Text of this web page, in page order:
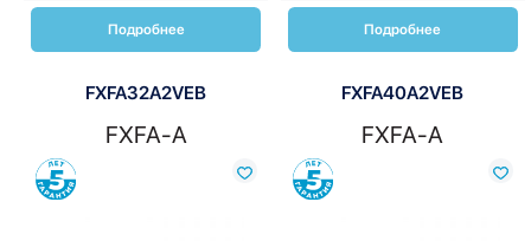
Подробнее Подробнее
FXFA32A2VEB
FXFA-A
FXFA40A2VEB
FXFA-A